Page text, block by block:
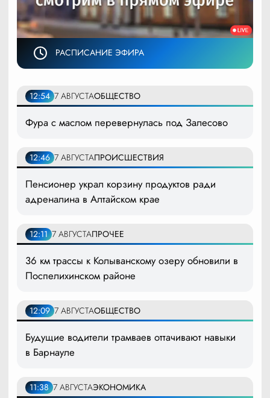
РАСПИСАНИЕ ЭФИРА
12:54 7 АВГУСТАОБЩЕСТВО
Фура с маслом перевернулась под Залесово
12:46 7 АВГУСТАПРОИСШЕСТВИЯ
Пенсионер украл корзину продуктов ради
адреналина в Алтайском крае
12:11 7 АВГУСТАПРОЧЕЕ
36 км трассы к Колыванскому озеру обновили в
Поспелихинском районе
12:09 7 АВГУСТАОБЩЕСТВО
Будущие водители трамваев оттачивают навыки
в Барнауле
11:38 7 АВГУСТАЭКОНОМИКА